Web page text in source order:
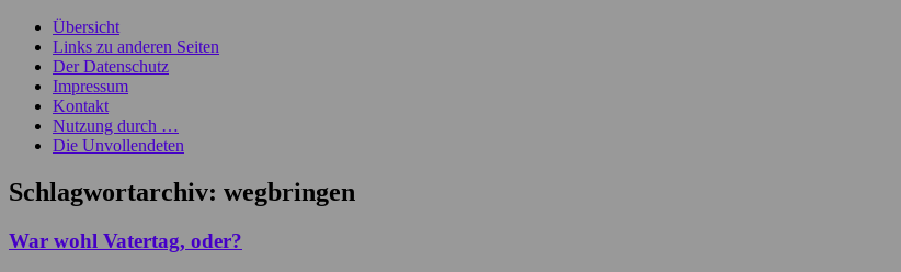
Übersicht
Links zu anderen Seiten
Der Datenschutz
Impressum
Kontakt
Nutzung durch …
Die Unvollendeten
Schlagwortarchiv: wegbringen
War wohl Vatertag, oder?